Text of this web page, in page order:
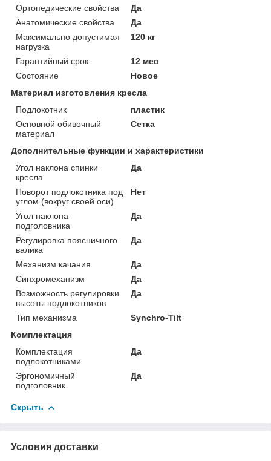
Ортопедические свойства
Да
Анатомические свойства
Да
Максимально допустимая
нагрузка
120 кг
Гарантийный срок
12 мес
Состояние
Новое
Материал изготовления кресла
Подлокотник
пластик
Основной обивочный
материал
Сетка
Дополнительные функции и характеристики
Угол наклона спинки
кресла
Да
Поворот подлокотника под
углом (вокруг своей оси)
Нет
Угол наклона
подголовника
Да
Регулировка поясничного
валика
Да
Механизм качания
Да
Синхромеханизм
Да
Возможность регулировки
высоты подлокотников
Да
Тип механизма
Synchro-Tilt
Комплектация
Комплектация
подлокотниками
Да
Эргономичный
подголовник
Да
Скрыть
Условия доставки